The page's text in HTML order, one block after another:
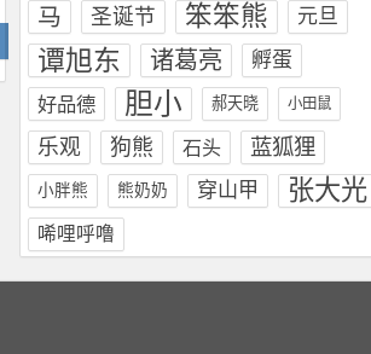
马 圣诞节 笨笨熊 元旦
谭旭东 诸葛亮 孵蛋
好品德 胆小 郝天晓 小田鼠
乐观 狗熊 石头 蓝狐狸
小胖熊 熊奶奶 穿山甲 张大光
唏哩呼噜